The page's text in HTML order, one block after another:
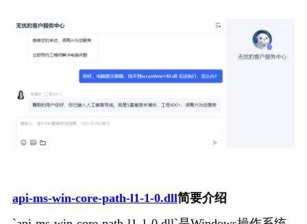
api-ms-win-core-path-l1-1-0.dll简要介绍